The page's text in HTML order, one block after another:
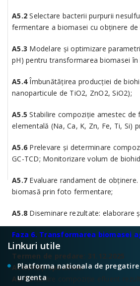
A5.2 Selectare bacterii purpurii
fermentare a biomasei cu obținere de
A5.3 Modelare și optimizare
pH) pentru transformarea biomasei
A5.4Îmbunătățirea producției de
nanoparticule de TiO2, ZnO2, SiO2);
A5.5 Stabilire compoziție amestec
elementală (Na, Ca, K, Zn, Fe, Ti, Si)
A5.6 Prelevare și determinare
GC-TCD; Monitorizare volum de
A5.7 Evaluare randament de
biomasă prin foto fermentare;
A5.8 Diseminare rezultate: elaborare
Faza 6. Transformarea biomasei
Termen de predare: 31.12.2025
Activități specifice:
A6.1Stabilire compoziție efluent
Linkuri utile
Platforma nationala de
urgenta